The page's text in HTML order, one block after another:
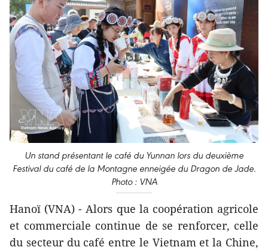
Un stand présentant le café du Yunnan lors du deuxième
Festival du café de la Montagne enneigée du Dragon de Jade.
Photo : VNA
Hanoï (VNA) - Alors que la coopération agricole
et commerciale continue de se renforcer, celle
du secteur du café entre le Vietnam et la Chine,